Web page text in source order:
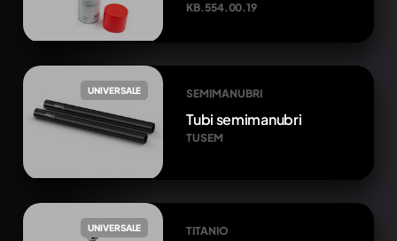
KB.554.00.19
UNIVERSALE SEMIMANUBRI
Tubi semimanubri
TUSEM
UNIVERSALE TITANIO